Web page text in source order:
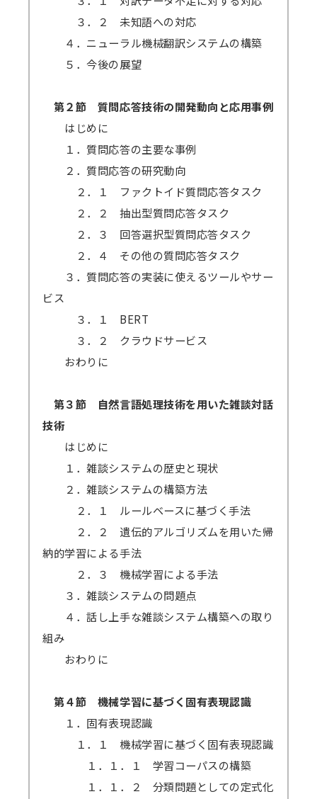
３．２ 未知語への対応
４．ニューラル機械翻訳システムの構築
５．今後の展望
第２節 質問応答技術の開発動向と応用事例
はじめに
１．質問応答の主要な事例
２．質問応答の研究動向
２．１ ファクトイド質問応答タスク
２．２ 抽出型質問応答タスク
２．３ 回答選択型質問応答タスク
２．４ その他の質問応答タスク
３．質問応答の実装に使えるツールやサー
ビス
３．１ BERT
３．２ クラウドサービス
おわりに
第３節 自然言語処理技術を用いた雑談対話
技術
はじめに
１．雑談システムの歴史と現状
２．雑談システムの構築方法
２．１ ルールベースに基づく手法
２．２ 遺伝的アルゴリズムを用いた帰
納的学習による手法
２．３ 機械学習による手法
３．雑談システムの問題点
４．話し上手な雑談システム構築への取り
組み
おわりに
第４節 機械学習に基づく固有表現認識
１．固有表現認識
１．１ 機械学習に基づく固有表現認識
１．１．１ 学習コーパスの構築
１．１．２ 分類問題としての定式化